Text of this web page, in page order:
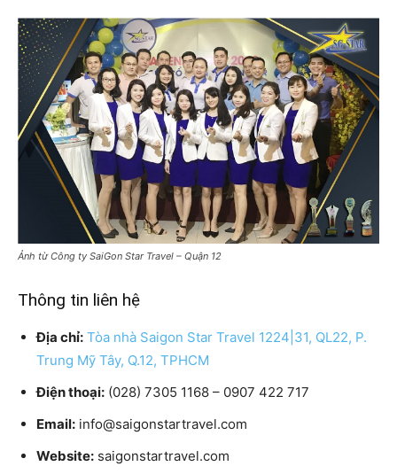
Ảnh từ Công ty SaiGon Star Travel – Quận 12
Thông tin liên hệ
Địa chỉ: Tòa nhà Saigon Star Travel 1224|31, QL22, P.
Trung Mỹ Tây, Q.12, TPHCM
Điện thoại: (028) 7305 1168 – 0907 422 717
Email: info@saigonstartravel.com
Website: saigonstartravel.com